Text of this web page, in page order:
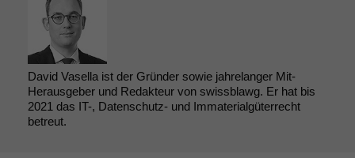
David Vasella ist der Gründer sowie jahrelanger Mit-
Herausgeber und Redakteur von swissblawg. Er hat bis
2021 das IT-, Datenschutz- und Immaterialgüterrecht
betreut.